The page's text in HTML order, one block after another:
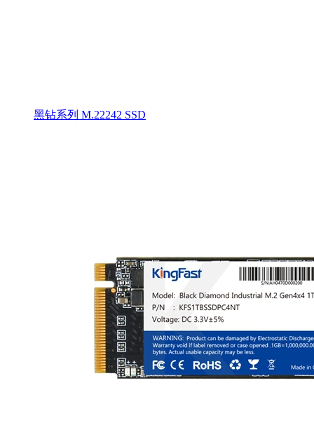
黑钻系列 M.22242 SSD